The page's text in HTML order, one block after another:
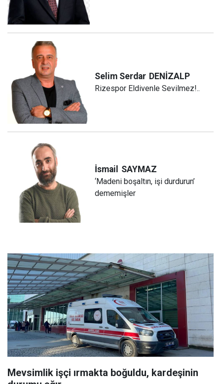
Selim Serdar DENİZALP
Rizespor Eldivenle Sevilmez!..
İsmail SAYMAZ
‘Madeni boşaltın, işi durdurun’
dememişler
Mevsimlik işçi ırmakta boğuldu, kardeşinin